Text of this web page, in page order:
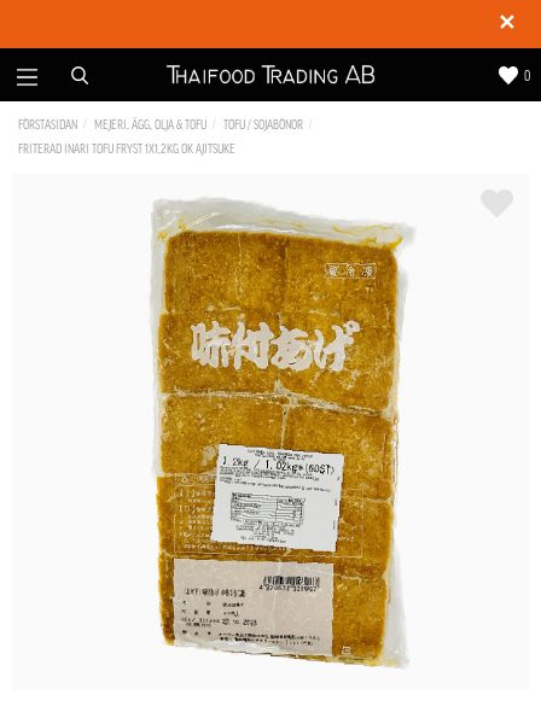
✕
0
FÖRSTASIDAN MEJERI, ÄGG, OLJA & TOFU
TOFU / SOJABÖNOR
FRITERAD INARI TOFU FRYST 1X1,2KG OK AJITSUKE